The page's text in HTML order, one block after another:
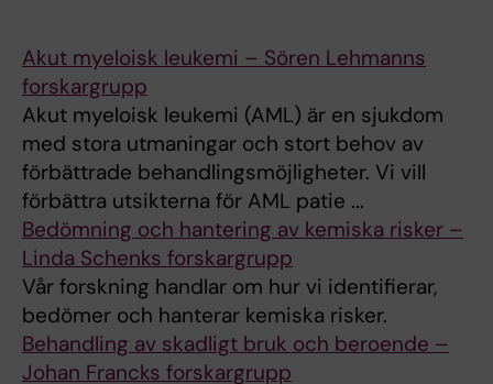
Akut myeloisk leukemi – Sören Lehmanns
forskargrupp
Akut myeloisk leukemi (AML) är en sjukdom
med stora utmaningar och stort behov av
förbättrade behandlingsmöjligheter. Vi vill
förbättra utsikterna för AML patie ...
Bedömning och hantering av kemiska risker –
Linda Schenks forskargrupp
Vår forskning handlar om hur vi identifierar,
bedömer och hanterar kemiska risker.
Behandling av skadligt bruk och beroende –
Johan Francks forskargrupp